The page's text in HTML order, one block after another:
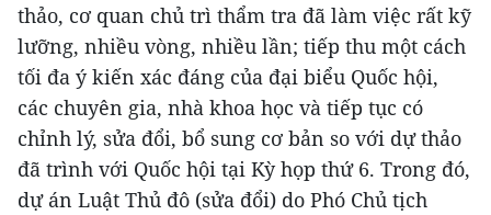
thảo, cơ quan chủ trì thẩm tra đã làm việc rất kỹ
lưỡng, nhiều vòng, nhiều lần; tiếp thu một cách
tối đa ý kiến xác đáng của đại biểu Quốc hội,
các chuyên gia, nhà khoa học và tiếp tục có
chỉnh lý, sửa đổi, bổ sung cơ bản so với dự thảo
đã trình với Quốc hội tại Kỳ họp thứ 6. Trong đó,
dự án Luật Thủ đô (sửa đổi) do Phó Chủ tịch